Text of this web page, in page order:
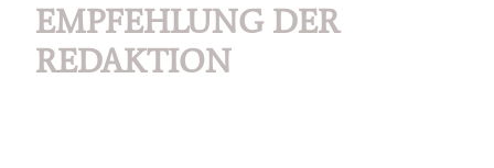
EMPFEHLUNG DER
REDAKTION